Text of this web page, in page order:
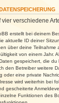
verschiedene
erstellt bei deinem
aktuelle ID deiner
über deine
von einem Jahr.
gespeichert, die
den Betreiber weitere
oder eine private
wird weiterhin bei
gescheiterte
Funktionen des